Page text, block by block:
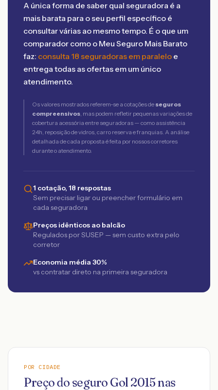
A única forma de saber qual seguradora é a
mais barata para o seu perfil específico é
consultar várias ao mesmo tempo. É o que um
comparador como o Meu Seguro Mais Barato
faz: consulta 18 seguradoras em paralelo e
entrega todas as ofertas em um único
atendimento.
Os valores mostrados referem-se a cotações de seguros
compreensivos, mas podem refletir pequenas variações de
cobertura acessória entre seguradoras — como assistência
24h, reposição de vidros, carro reserva e franquias. A análise
detalhada de cada proposta é feita por nossos corretores
durante o atendimento.
1 cotação, 18 respostas
Sem precisar ligar ou preencher formulário em
cada seguradora
Preços idênticos ao balcão
Regulados por SUSEP — sem custo extra pelo
corretor
Economia média 30%
vs contratar direto na primeira seguradora
POR CIDADE
Preço do seguro Gol2015nas